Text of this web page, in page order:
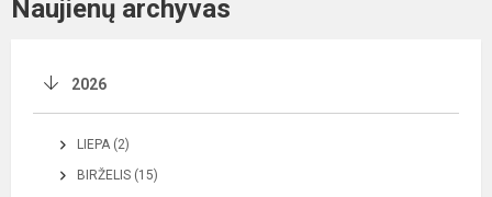
Naujienų archyvas
2026
LIEPA (2)
BIRŽELIS (15)